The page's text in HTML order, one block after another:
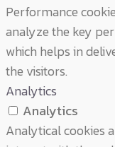
Performance
analyze the key
which helps in
the visitors.
Analytics
Analytics
Analytical cookies